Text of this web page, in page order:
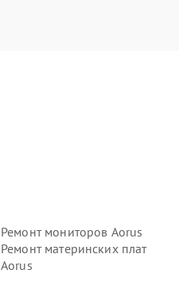
Ремонт мониторов Aorus
Ремонт материнских плат
Aorus